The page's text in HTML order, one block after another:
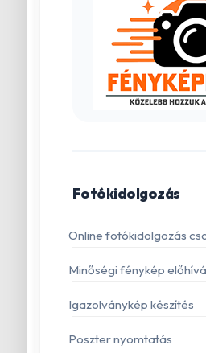
Fotókidolgozás
Online fotókidolgozás
Minőségi fénykép
Igazolványkép készítés
Poszter nyomtatás